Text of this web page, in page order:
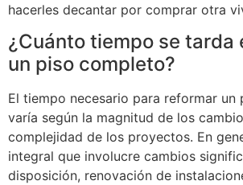
hacerles decantar por comprar otra
¿Cuánto tiempo se tarda
un piso completo?
El tiempo necesario para reformar un
varía según la magnitud de los
complejidad de los proyectos. En
integral que involucre cambios
disposición, renovación de